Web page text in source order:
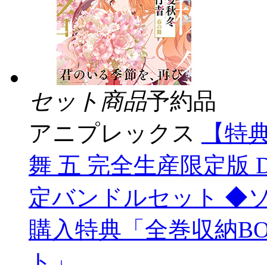
セット商品予約品
アニプレックス
【特
舞 五 完全生産限定版
定バンドルセット ◆
購入特典「全巻収納